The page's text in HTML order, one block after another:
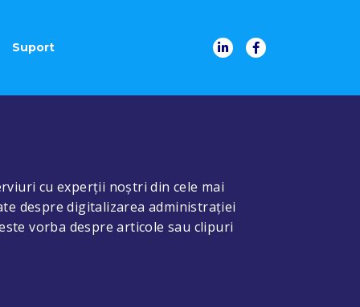
Suport
cu experții noștri din cele mai
despre digitalizarea administrației
vorba despre articole sau clipuri